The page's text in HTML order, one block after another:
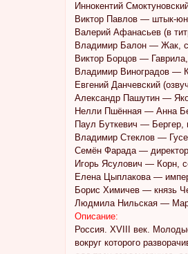
Иннокентий
Виктор Павлов — штык-
Валерий Афанасьев (в
Владимир Балон — Жак,
Виктор Борцов —
Владимир Виноградов —
Евгений Данчевский
Александр Пашутин —
Нелли Пшённая — Анна
Паул Буткевич — Бергер,
Владимир Стеклов —
Семён Фарада —
Игорь Ясулович — Корн,
Елена Цыплакова —
Борис Химичев — князь
Людмила Нильская —
Описание:
Россия. XVIII век.
вокруг которого